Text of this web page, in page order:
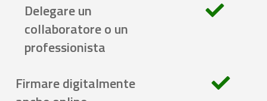
Delegare un
collaboratore o un
professionista
Firmare digitalmente